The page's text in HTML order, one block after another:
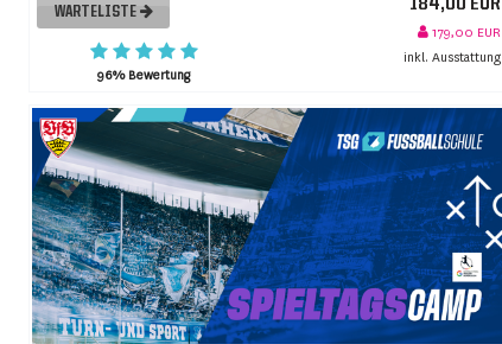
WARTELISTE
96% Bewertung
184,00 EUR
179,00 EUR
inkl. Ausstattung